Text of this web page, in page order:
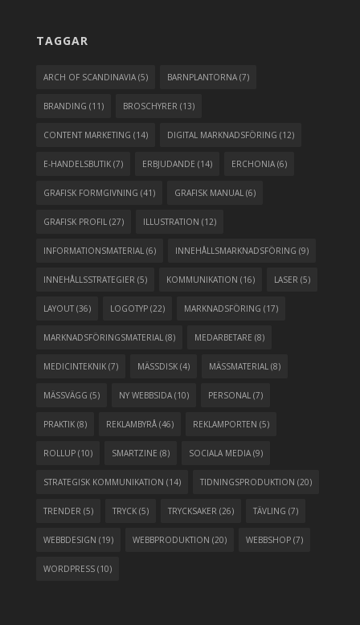
TAGGAR
ARCH OF SCANDINAVIA (5) BARNPLANTORNA (7)
BRANDING (11) BROSCHYRER (13)
CONTENT MARKETING (14) DIGITAL MARKNADSFÖRING (12)
E-HANDELSBUTIK (7) ERBJUDANDE (14) ERCHONIA (6)
GRAFISK FORMGIVNING (41) GRAFISK MANUAL (6)
GRAFISK PROFIL (27) ILLUSTRATION (12)
INFORMATIONSMATERIAL (6) INNEHÅLLSMARKNADSFÖRING (9)
INNEHÅLLSSTRATEGIER (5) KOMMUNIKATION (16) LASER (5)
LAYOUT (36) LOGOTYP (22) MARKNADSFÖRING (17)
MARKNADSFÖRINGSMATERIAL (8) MEDARBETARE (8)
MEDICINTEKNIK (7) MÄSSDISK (4) MÄSSMATERIAL (8)
MÄSSVÄGG (5) NY WEBBSIDA (10) PERSONAL (7)
PRAKTIK (8) REKLAMBYRÅ (46) REKLAMPORTEN (5)
ROLLUP (10) SMARTZINE (8) SOCIALA MEDIA (9)
STRATEGISK KOMMUNIKATION (14) TIDNINGSPRODUKTION (20)
TRENDER (5) TRYCK (5) TRYCKSAKER (26) TÄVLING (7)
WEBBDESIGN (19) WEBBPRODUKTION (20) WEBBSHOP (7)
WORDPRESS (10)